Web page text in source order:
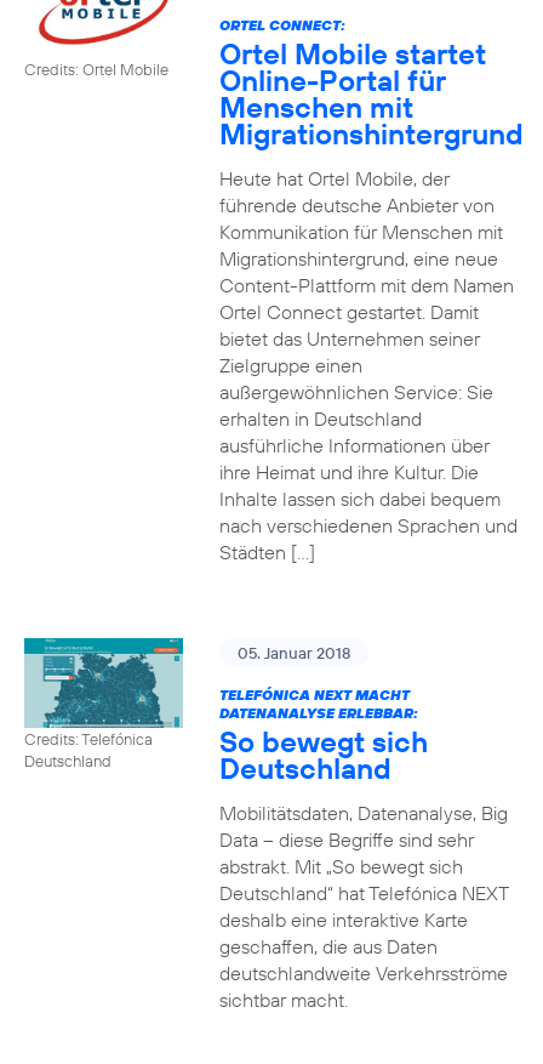
Credits: Ortel Mobile
ORTEL CONNECT:
Ortel Mobile startet
Online-Portal für
Menschen mit
Migrationshintergrund
Heute hat Ortel Mobile, der
führende deutsche Anbieter von
Kommunikation für Menschen mit
Migrationshintergrund, eine neue
Content-Plattform mit dem Namen
Ortel Connect gestartet. Damit
bietet das Unternehmen seiner
Zielgruppe einen
außergewöhnlichen Service: Sie
erhalten in Deutschland
ausführliche Informationen über
ihre Heimat und ihre Kultur. Die
Inhalte lassen sich dabei bequem
nach verschiedenen Sprachen und
Städten […]
Credits: Telefónica
Deutschland
05. Januar 2018
TELEFÓNICA NEXT MACHT
DATENANALYSE ERLEBBAR:
So bewegt sich
Deutschland
Mobilitätsdaten, Datenanalyse, Big
Data – diese Begriffe sind sehr
abstrakt. Mit „So bewegt sich
Deutschland“ hat Telefónica NEXT
deshalb eine interaktive Karte
geschaffen, die aus Daten
deutschlandweite Verkehrsströme
sichtbar macht.